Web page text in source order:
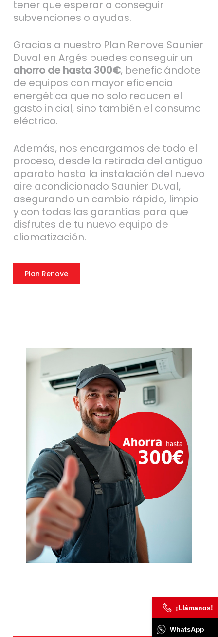
tener que esperar a conseguir
subvenciones o ayudas.
Gracias a nuestro Plan Renove Saunier
Duval en Argés puedes conseguir un
ahorro de hasta 300€, beneficiándote
de equipos con mayor eficiencia
energética que no solo reducen el
gasto inicial, sino también el consumo
eléctrico.
Además, nos encargamos de todo el
proceso, desde la retirada del antiguo
aparato hasta la instalación del nuevo
aire acondicionado Saunier Duval,
asegurando un cambio rápido, limpio
y con todas las garantías para que
disfrutes de tu nuevo equipo de
cliomatización.
Plan Renove
¡Llámanos!
WhatsApp